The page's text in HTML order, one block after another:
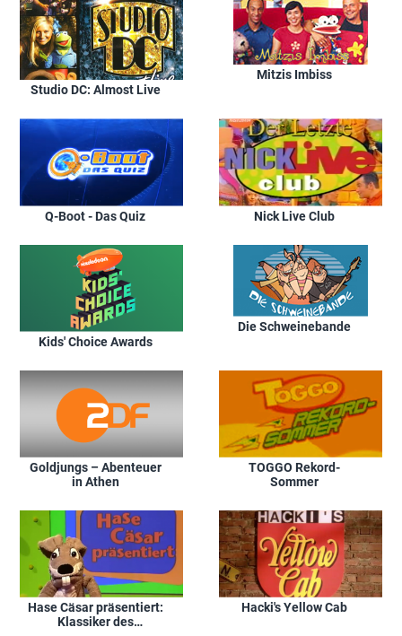
Studio DC: Almost Live
Mitzis Imbiss
Q-Boot - Das Quiz Nick Live Club
Kids' Choice Awards
Die Schweinebande
Goldjungs – Abenteuer
in Athen
TOGGO Rekord-
Sommer
Hase Cäsar präsentiert:
Klassiker des
Hacki's Yellow Cab